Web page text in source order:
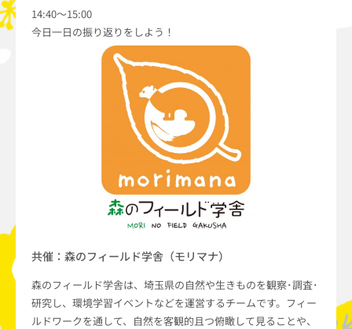
14:40〜15:00
今日一日の振り返りをしよう！
共催：森のフィールド学舎（モリマナ）
森のフィールド学舎は、埼玉県の自然や生きものを観察･調査･
研究し、環境学習イベントなどを運営するチームです。フィー
ルドワークを通して、自然を客観的且つ俯瞰して見ることや、